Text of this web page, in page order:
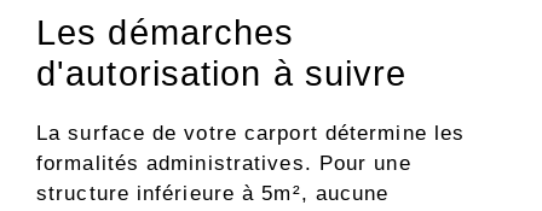
Les démarches
d'autorisation à suivre
La surface de votre carport détermine les
formalités administratives. Pour une
structure inférieure à 5m², aucune